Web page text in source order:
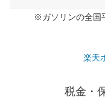
※ガソリンの全国
楽天
税金・